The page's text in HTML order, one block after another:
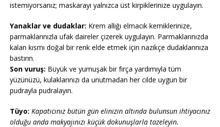
istemiyorsanız; maskarayı yalnızca üst kirpiklerinize uygulayın.
Yanaklar ve dudaklar: Krem allığı elmacık kemiklerinize,
parmaklarınızla ufak daireler çizerek uygulayın. Parmaklarınızda
kalan kısmı doğal bir renk elde etmek için nazikçe dudaklarınıza
bastırın.
Son vuruş: Büyük ve yumuşak bir fırça yardımıyla tüm
yüzünüzü, kulaklarınızı da unutmadan her cilde uygun bir
pudrayla pudralayın.
Tüyo: Kapatıcınız bütün gün elinizin altında bulunsun ihtiyacınız
olduğu anda makyajınızı küçük dokunuşlarla tazeleyin.